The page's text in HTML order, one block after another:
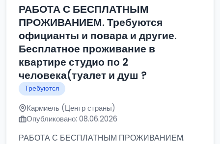
РАБОТА С БЕСПЛАТНЫМ
ПРОЖИВАНИЕМ. Требуются
официанты и повара и другие.
Бесплатное проживание в
квартире студио по 2
человека(туалет и душ ?
Требуются
Кармиель (Центр страны)
Опубликовано: 08.06.2026
РАБОТА С БЕСПЛАТНЫМ ПРОЖИВАНИЕМ.